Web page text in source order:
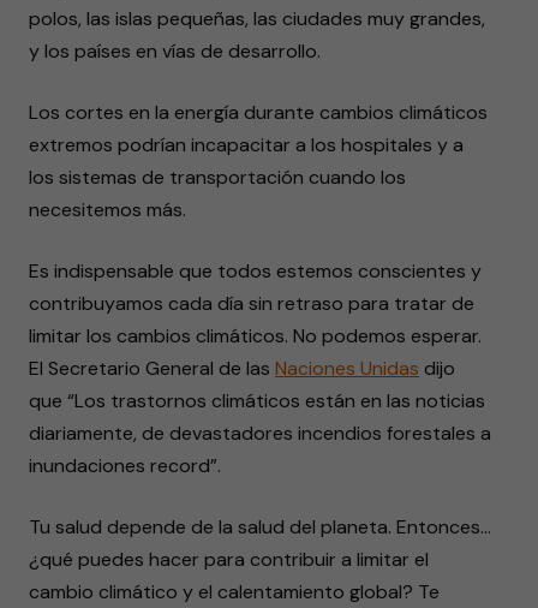
polos, las islas pequeñas, las ciudades muy grandes,
y los países en vías de desarrollo.
Los cortes en la energía durante cambios climáticos
extremos podrían incapacitar a los hospitales y a
los sistemas de transportación cuando los
necesitemos más.
Es indispensable que todos estemos conscientes y
contribuyamos cada día sin retraso para tratar de
limitar los cambios climáticos. No podemos esperar.
El Secretario General de las Naciones Unidas dijo
que “Los trastornos climáticos están en las noticias
diariamente, de devastadores incendios forestales a
inundaciones record”.
Tu salud depende de la salud del planeta. Entonces…
¿qué puedes hacer para contribuir a limitar el
cambio climático y el calentamiento global? Te